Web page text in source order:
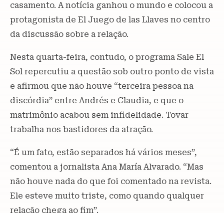
casamento. A notícia ganhou o mundo e colocou a
protagonista de El Juego de las Llaves no centro
da discussão sobre a relação.
Nesta quarta-feira, contudo, o programa Sale El
Sol repercutiu a questão sob outro ponto de vista
e afirmou que não houve “terceira pessoa na
discórdia” entre Andrés e Claudia, e que o
matrimônio acabou sem infidelidade. Tovar
trabalha nos bastidores da atração.
“É um fato, estão separados há vários meses”,
comentou a jornalista Ana María Alvarado. “Mas
não houve nada do que foi comentado na revista.
Ele esteve muito triste, como quando qualquer
relação chega ao fim”.